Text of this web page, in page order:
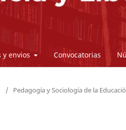
y envios Convocatorias
/ Pedagogía y Sociología de la